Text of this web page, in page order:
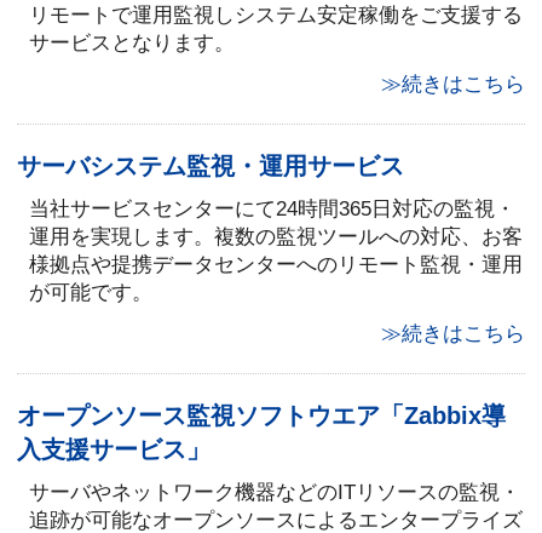
リモートで運用監視しシステム安定稼働をご支援する
サービスとなります。
≫続きはこちら
サーバシステム監視・運用サービス
当社サービスセンターにて24時間365日対応の監視・
運用を実現します。複数の監視ツールへの対応、お客
様拠点や提携データセンターへのリモート監視・運用
が可能です。
≫続きはこちら
オープンソース監視ソフトウエア「Zabbix導
入支援サービス」
サーバやネットワーク機器などのITリソースの監視・
追跡が可能なオープンソースによるエンタープライズ